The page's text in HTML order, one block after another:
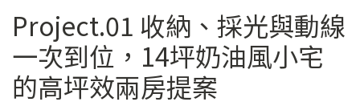
Project.01 收納、採光與動線
一次到位，14坪奶油風小宅
的高坪效兩房提案